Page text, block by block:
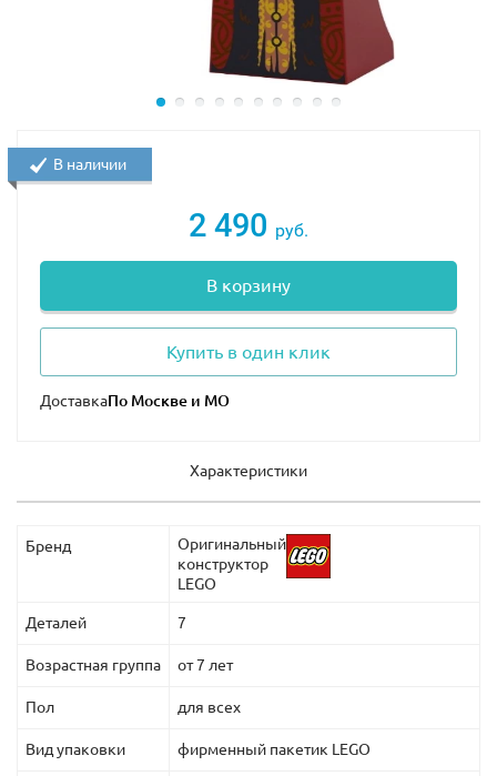
2 490 руб.
В корзину
Купить в один клик
Доставка
В наличии
Характеристики
Бренд
Оригинальный
конструктор
LEGO
Деталей 7
Возрастная группа от 7 лет
Пол для всех
Вид упаковки фирменный пакетик LEGO